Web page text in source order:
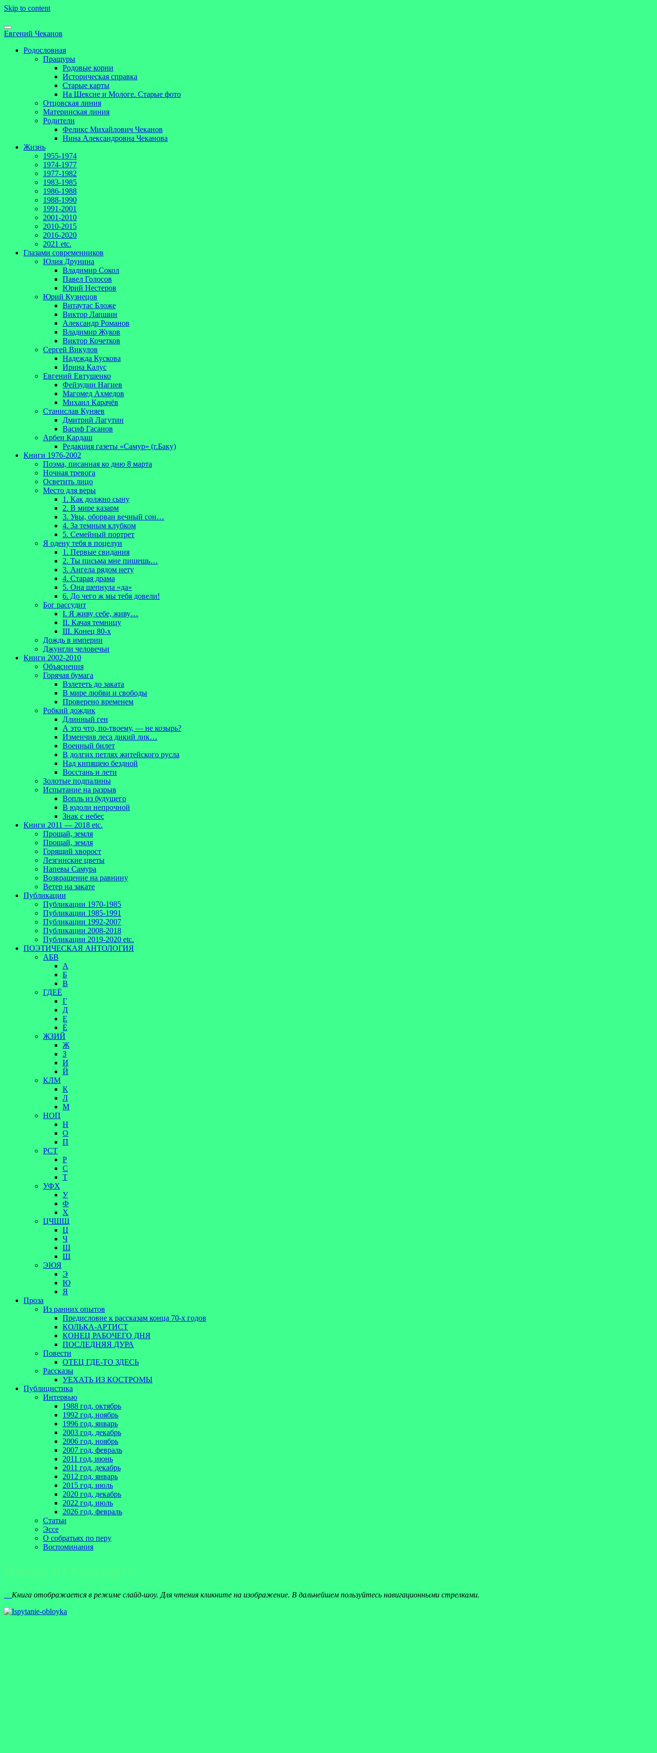
Skip to content
Евгений Чеканов
Родословная
Пращуры
Родовые корни
Историческая справка
Старые карты
На Шексне и Мологе. Старые фото
Отцовская линия
Материнская линия
Родители
Феликс Михайлович Чеканов
Нина Александровна Чеканова
Жизнь
1955-1974
1974-1977
1977-1982
1983-1985
1986-1988
1988-1990
1991-2001
2001-2010
2010-2015
2016-2020
2021 etc.
Глазами современников
Юлия Друнина
Владимир Сокол
Павел Голосов
Юрий Нестеров
Юрий Кузнецов
Витаутас Бложе
Виктор Лапшин
Александр Романов
Владимир Жуков
Виктор Кочетков
Сергей Викулов
Надежда Кускова
Ирина Калус
Евгений Евтушенко
Фейзудин Нагиев
Магомед Ахмедов
Михаил Карачёв
Станислав Куняев
Дмитрий Лагутин
Васиф Гасанов
Арбен Кардаш
Редакция газеты «Самур» (г.Баку)
Книги 1976-2002
Поэма, писанная ко дню 8 марта
Ночная тревога
Осветить лицо
Место для веры
1. Как должно сыну
2. В мире казарм
3. Увы, оборван вечный сон…
4. За темным клубком
5. Семейный портрет
Я одену тебя в поцелуи
1. Первые свидания
2. Ты письма мне пишешь…
3. Ангела рядом нету
4. Старая драма
5. Она шепнула «да»
6. До чего ж мы тебя довели!
Бог рассудит
I. Я живу себе, живу…
II. Качая темницу
III. Конец 80-х
Дождь в империи
Джунгли человечьи
Книги 2002-2010
Объяснения
Горячая бумага
Взлететь до заката
В мире любви и свободы
Проверено временем
Робкий дождик
Длинный ген
А это что, по-твоему, — не козырь?
Изменчив леса дикий лик…
Военный билет
В долгих петлях житейского русла
Над кипящею бездной
Восстань и лети
Золотые подпалины
Испытание на разрыв
Вопль из будущего
В юдоли непрочной
Знак с небес
Книги 2011 — 2018 etc.
Прощай, земля
Прощай, земля
Горящий хворост
Лезгинские цветы
Напевы Самура
Возвращение на равнину
Ветер на закате
Публикации
Публикации 1970-1985
Публикации 1985-1991
Публикации 1992-2007
Публикации 2008-2018
Публикации 2019-2020 etc.
ПОЭТИЧЕСКАЯ АНТОЛОГИЯ
АБВ
А
Б
В
ГДЕЁ
Г
Д
Е
Ё
ЖЗИЙ
Ж
З
И
Й
КЛМ
К
Л
М
НОП
Н
О
П
РСТ
Р
С
Т
УФХ
У
Ф
Х
ЦЧШЩ
Ц
Ч
Ш
Щ
ЭЮЯ
Э
Ю
Я
Проза
Из ранних опытов
Предисловие к рассказам конца 70-х годов
КОЛЬКА-АРТИСТ
КОНЕЦ РАБОЧЕГО ДНЯ
ПОСЛЕДНЯЯ ДУРА
Повести
ОТЕЦ ГДЕ-ТО ЗДЕСЬ
Рассказы
УЕХАТЬ ИЗ КОСТРОМЫ
Публицистика
Интервью
1988 год, октябрь
1992 год, ноябрь
1996 год, январь
2003 год, декабрь
2006 год, ноябрь
2007 год, февраль
2011 год, июнь
2011 год, декабрь
2012 год, январь
2015 год, июль
2020 год, декабрь
2022 год, июль
2026 год, февраль
Статьи
Эссе
О собратьях по перу
Воспоминания
Книга отображается в режиме слайд-шоу. Для чтения кликните на изображение. В дальнейшем пользуйтесь навигационными стрелками.